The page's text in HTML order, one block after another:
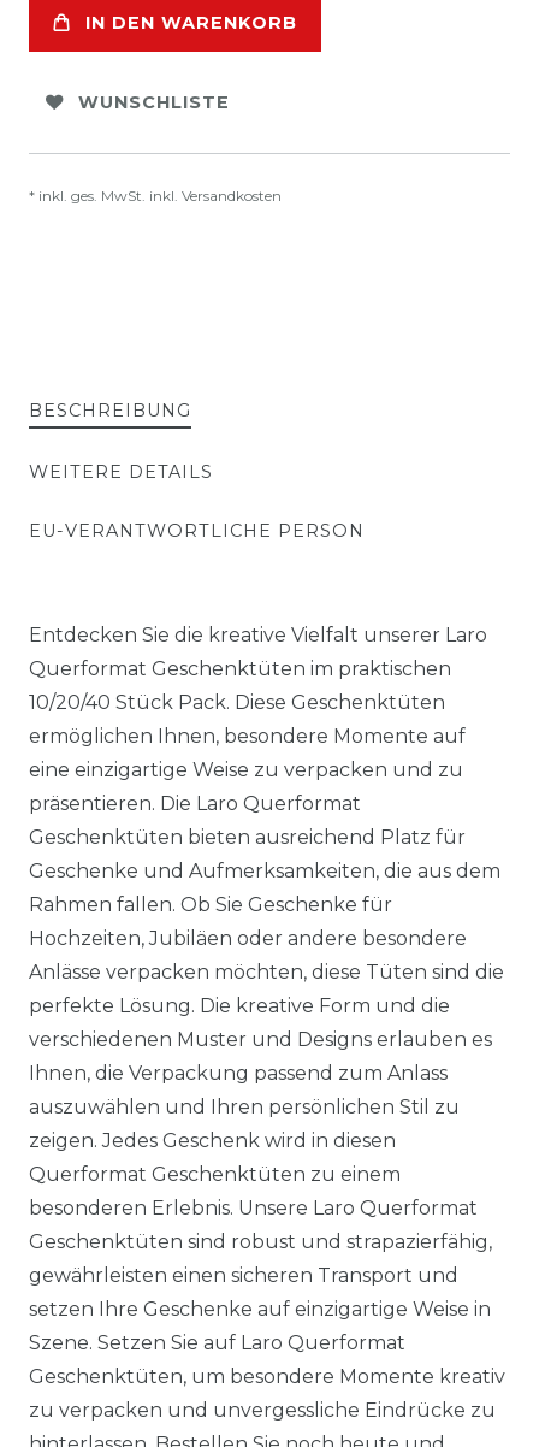
IN DEN WARENKORB
WUNSCHLISTE
* inkl. ges. MwSt. inkl. Versandkosten
BESCHREIBUNG
WEITERE DETAILS
EU-VERANTWORTLICHE PERSON
Entdecken Sie die kreative Vielfalt unserer Laro
Querformat Geschenktüten im praktischen
10/20/40 Stück Pack. Diese Geschenktüten
ermöglichen Ihnen, besondere Momente auf
eine einzigartige Weise zu verpacken und zu
präsentieren. Die Laro Querformat
Geschenktüten bieten ausreichend Platz für
Geschenke und Aufmerksamkeiten, die aus dem
Rahmen fallen. Ob Sie Geschenke für
Hochzeiten, Jubiläen oder andere besondere
Anlässe verpacken möchten, diese Tüten sind die
perfekte Lösung. Die kreative Form und die
verschiedenen Muster und Designs erlauben es
Ihnen, die Verpackung passend zum Anlass
auszuwählen und Ihren persönlichen Stil zu
zeigen. Jedes Geschenk wird in diesen
Querformat Geschenktüten zu einem
besonderen Erlebnis. Unsere Laro Querformat
Geschenktüten sind robust und strapazierfähig,
gewährleisten einen sicheren Transport und
setzen Ihre Geschenke auf einzigartige Weise in
Szene. Setzen Sie auf Laro Querformat
Geschenktüten, um besondere Momente kreativ
zu verpacken und unvergessliche Eindrücke zu